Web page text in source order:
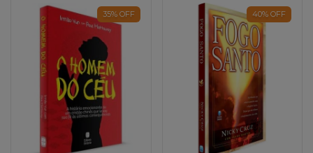
35% OFF 40% OFF